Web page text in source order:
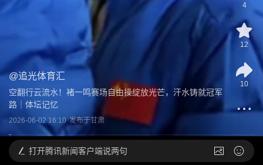
@追光体育汇
空翻行云流水！褚一鸣赛场自由操绽放光芒，汗水铸就冠军
路｜体坛记忆
2026-06-02 16:10 发布于甘肃
4
12
10
打开腾讯新闻客户端说两句